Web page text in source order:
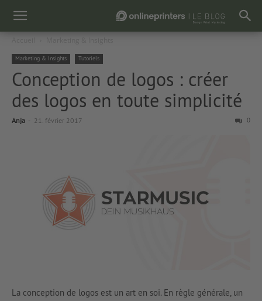
Marketing & Insights Tutoriels
Conception de logos : créer
des logos en toute simplicité
Anja - 21. février 2017 0
La conception de logos est un art en soi. En règle générale, un